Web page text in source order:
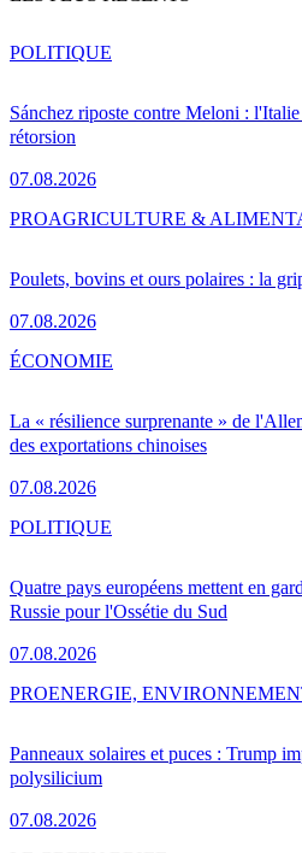
Sánchez riposte contre Meloni : l'Italie
rétorsion
07.08.2026
POLITIQUE
Poulets, bovins et ours polaires : la
07.08.2026
PROAGRICULTURE &
La « résilience surprenante » de
des exportations chinoises
07.08.2026
ÉCONOMIE
Quatre pays européens mettent en
Russie pour l'Ossétie du Sud
07.08.2026
POLITIQUE
Panneaux solaires et puces : Trump
polysilicium
07.08.2026
PROENERGIE,